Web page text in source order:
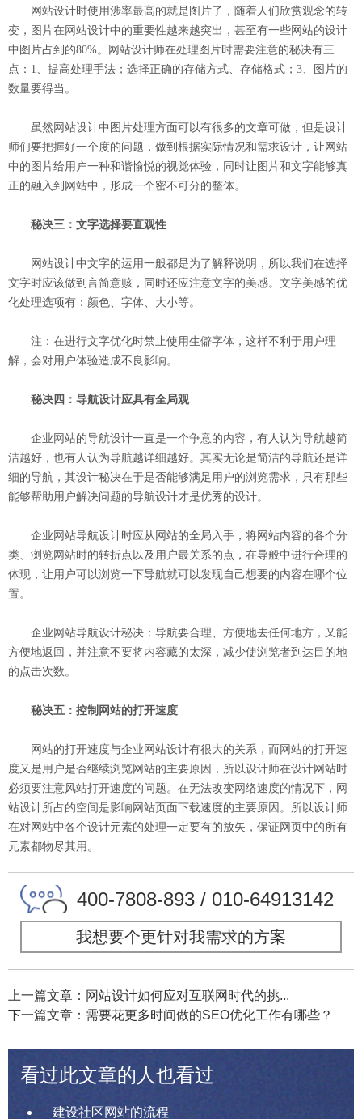
网站设计时使用涉率最高的就是图片了，随着人们欣赏观念的转
变，图片在网站设计中的重要性越来越突出，甚至有一些网站的设计
中图片占到的80%。网站设计师在处理图片时需要注意的秘决有三
点：1、提高处理手法；选择正确的存储方式、存储格式；3、图片的
数量要得当。
虽然网站设计中图片处理方面可以有很多的文章可做，但是设计
师们要把握好一个度的问题，做到根据实际情况和需求设计，让网站
中的图片给用户一种和谐愉悦的视觉体验，同时让图片和文字能够真
正的融入到网站中，形成一个密不可分的整体。
秘决三：文字选择要直观性
网站设计中文字的运用一般都是为了解释说明，所以我们在选择
文字时应该做到言简意赅，同时还应注意文字的美感。文字美感的优
化处理选项有：颜色、字体、大小等。
注：在进行文字优化时禁止使用生僻字体，这样不利于用户理
解，会对用户体验造成不良影响。
秘决四：导航设计应具有全局观
企业网站的导航设计一直是一个争意的内容，有人认为导航越简
洁越好，也有人认为导航越详细越好。其实无论是简洁的导航还是详
细的导航，其设计秘决在于是否能够满足用户的浏览需求，只有那些
能够帮助用户解决问题的导航设计才是优秀的设计。
企业网站导航设计时应从网站的全局入手，将网站内容的各个分
类、浏览网站时的转折点以及用户最关系的点，在导般中进行合理的
体现，让用户可以浏览一下导航就可以发现自己想要的内容在哪个位
置。
企业网站导航设计秘决：导航要合理、方便地去任何地方，又能
方便地返回，并注意不要将内容藏的太深，减少使浏览者到达目的地
的点击次数。
秘决五：控制网站的打开速度
网站的打开速度与企业网站设计有很大的关系，而网站的打开速
度又是用户是否继续浏览网站的主要原因，所以设计师在设计网站时
必须要注意风站打开速度的问题。在无法改变网络速度的情况下，网
站设计所占的空间是影响网站页面下载速度的主要原因。所以设计师
在对网站中各个设计元素的处理一定要有的放矢，保证网页中的所有
元素都物尽其用。
400-7808-893 / 010-64913142
我想要个更针对我需求的方案
上一篇文章：网站设计如何应对互联网时代的挑...
下一篇文章：需要花更多时间做的SEO优化工作有哪些？
看过此文章的人也看过
建设社区网站的流程